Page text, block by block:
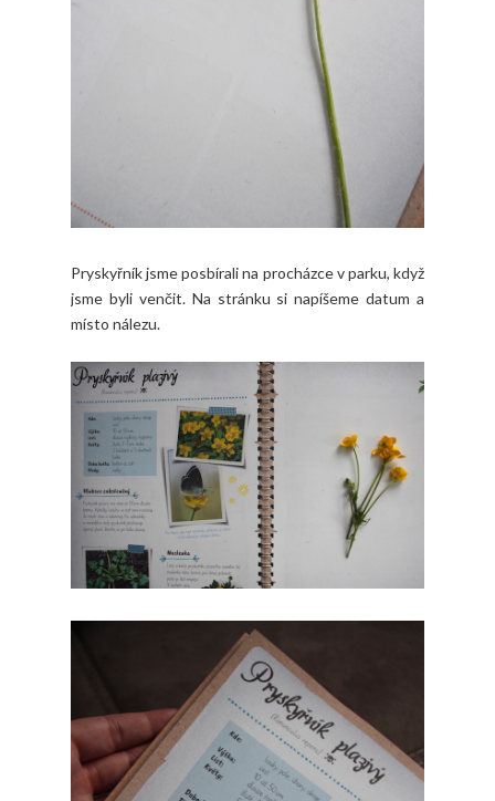
Pryskyřník jsme posbírali na procházce v parku, když
jsme byli venčit. Na stránku si napíšeme datum a
místo nálezu.